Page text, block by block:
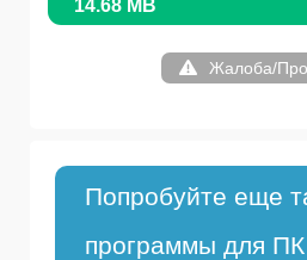
14.68 MB
Жалоба/
Попробуйте еще
программы для ПК